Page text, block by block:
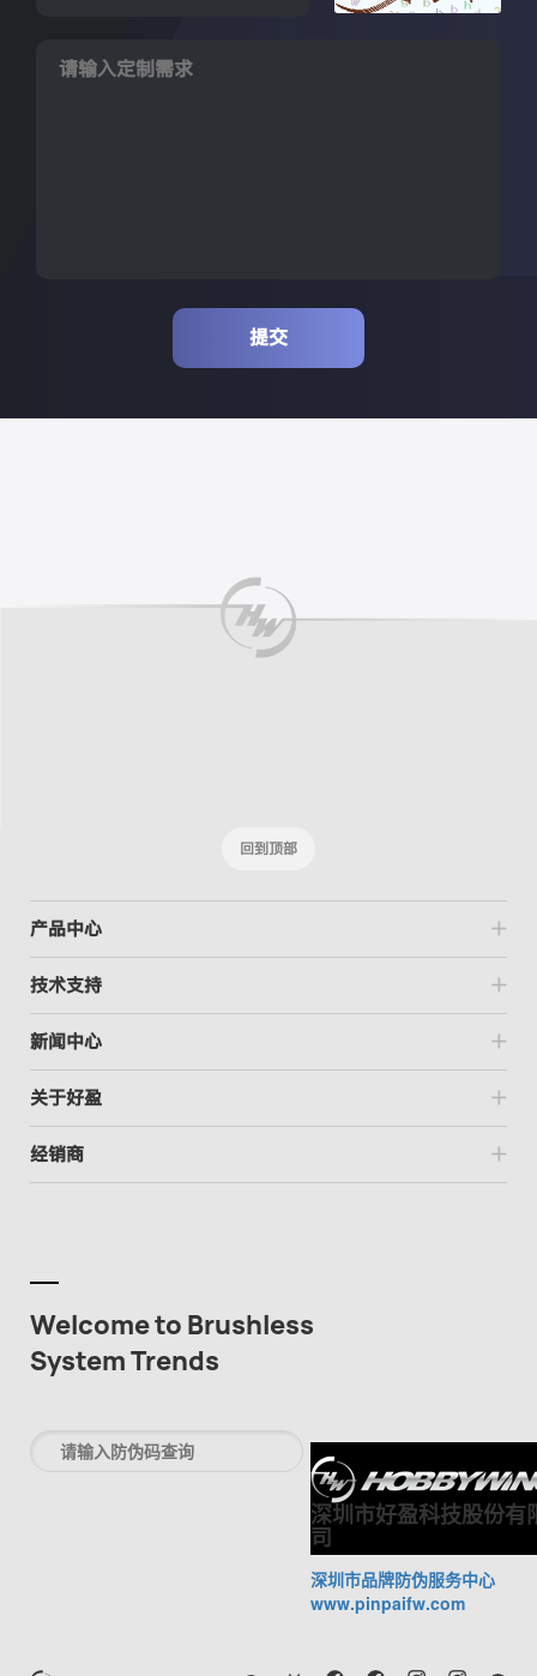
回到顶部
产品中心
技术支持
新闻中心
关于好盈
经销商
Welcome to Brushless
System Trends
深圳市好盈科技股份有
司
深圳市品牌防伪服务中心
www.pinpaifw.com